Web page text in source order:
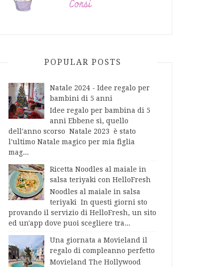
POPULAR POSTS
Natale 2024 - Idee regalo per
bambini di 5 anni
Idee regalo per bambina di 5
anni Ebbene sì, quello
dell'anno scorso Natale 2023 è stato
l'ultimo Natale magico per mia figlia
mag...
Ricetta Noodles al maiale in
salsa teriyaki con HelloFresh
Noodles al maiale in salsa
teriyaki In questi giorni sto
provando il servizio di HelloFresh, un sito
ed un'app dove puoi scegliere tra...
Una giornata a Movieland il
regalo di compleanno perfetto
Movieland The Hollywood